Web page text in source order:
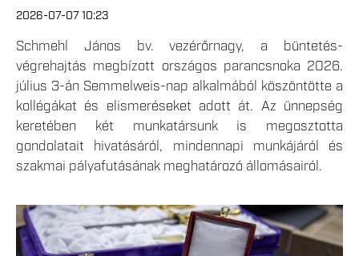
2026-07-07 10:23
Schmehl János bv. vezérőrnagy, a büntetés-
végrehajtás megbízott országos parancsnoka 2026.
július 3-án Semmelweis-nap alkalmából köszöntötte a
kollégákat és elismeréseket adott át. Az ünnepség
keretében két munkatársunk is megosztotta
gondolatait hivatásáról, mindennapi munkájáról és
szakmai pályafutásának meghatározó állomásairól.